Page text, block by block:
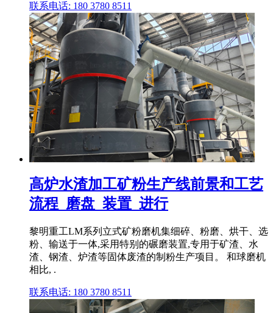
联系电话: 180 3780 8511
高炉水渣加工矿粉生产线前景和工艺
流程_磨盘_装置_进行
黎明重工LM系列立式矿粉磨机集细碎、粉磨、烘干、选
粉、输送于一体,采用特别的碾磨装置,专用于矿渣、水
渣、钢渣、炉渣等固体废渣的制粉生产项目。 和球磨机
相比, .
联系电话: 180 3780 8511